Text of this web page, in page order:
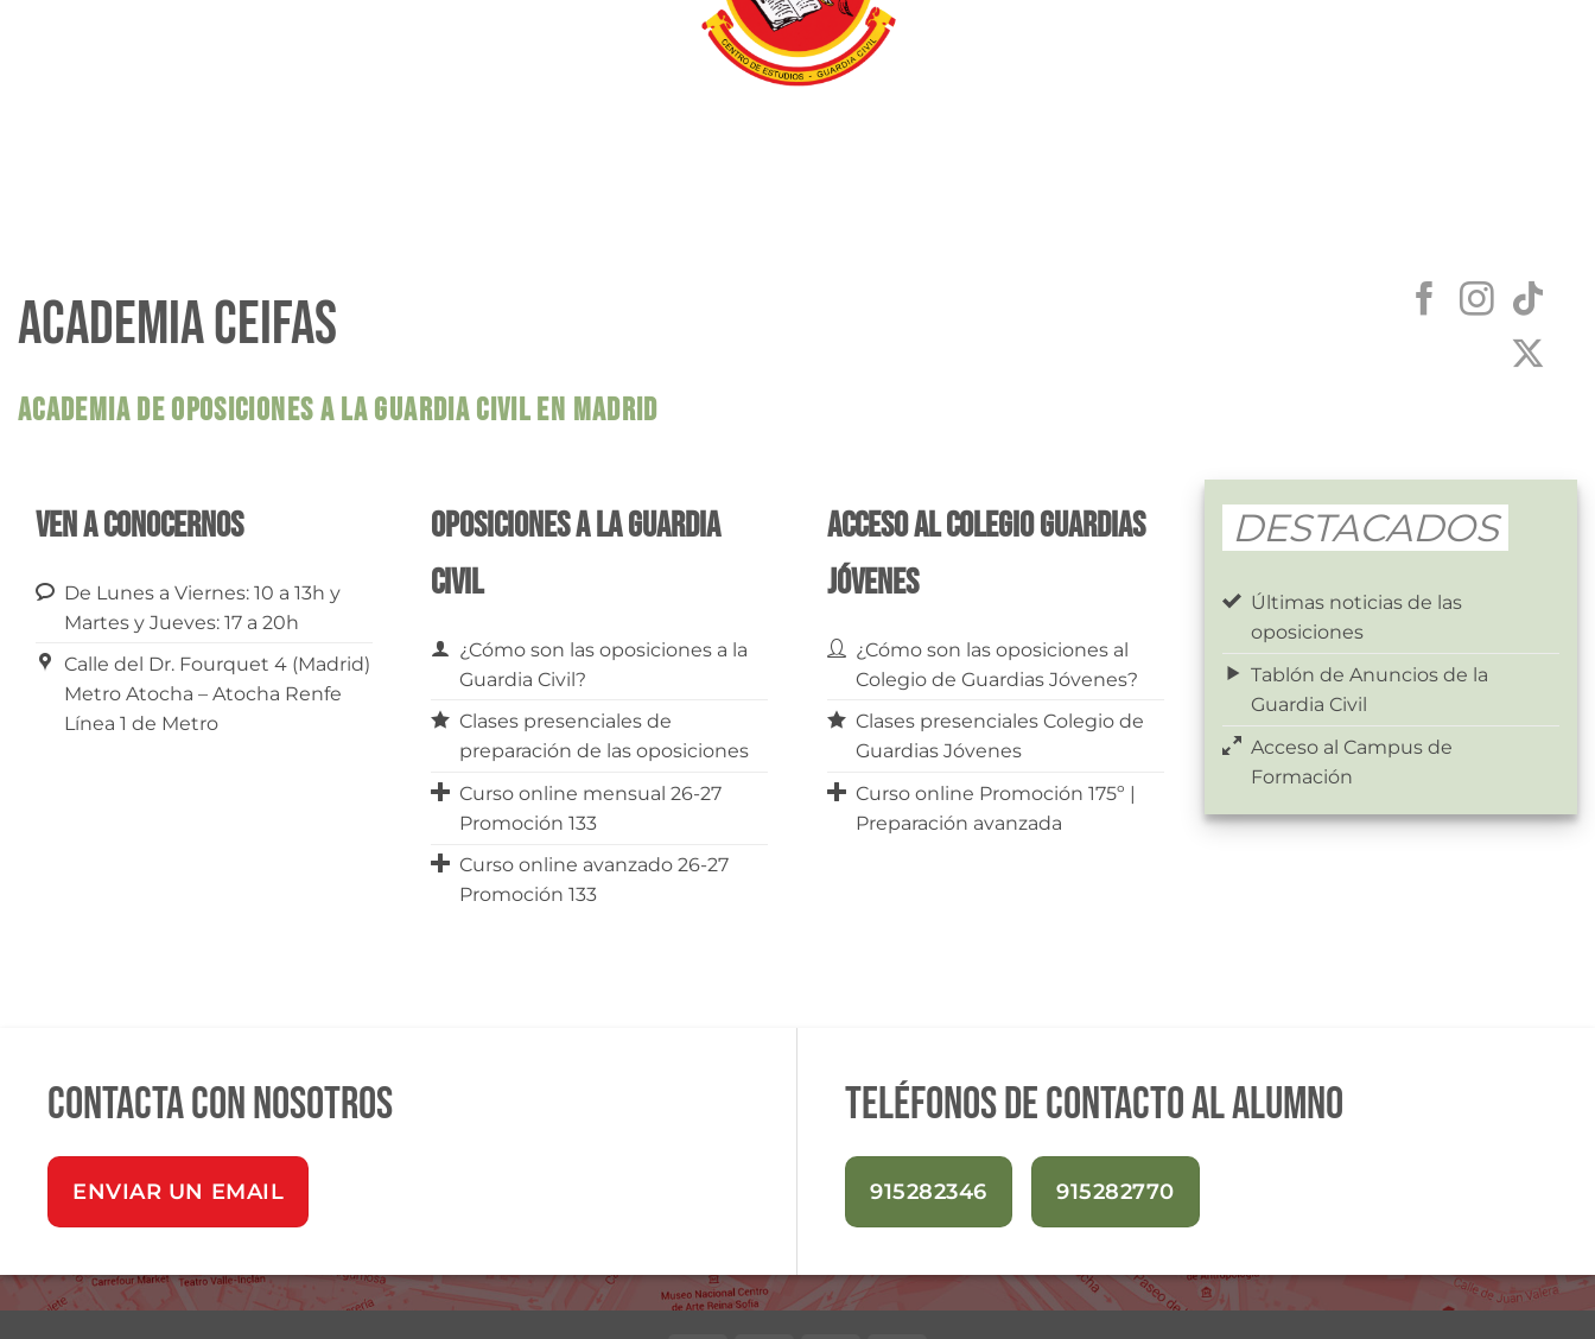
ACADEMIA CEIFAS
ACADEMIA DE OPOSICIONES A LA GUARDIA CIVIL EN MADRID
Ven a conocernos
De Lunes a Viernes: 10 a 13h y
Martes y Jueves: 17 a 20h
Calle del Dr. Fourquet 4 (Madrid)
Metro Atocha – Atocha Renfe
Línea 1 de Metro
Oposiciones a la Guardia
Civil
¿Cómo son las oposiciones a la
Guardia Civil?
Clases presenciales de
preparación de las oposiciones
Curso online mensual 26-27
Promoción 133
Curso online avanzado 26-27
Promoción 133
Acceso al Colegio Guardias
Jóvenes
¿Cómo son las oposiciones al
Colegio de Guardias Jóvenes?
Clases presenciales Colegio de
Guardias Jóvenes
Curso online Promoción 175º |
Preparación avanzada
DESTACADOS
Últimas noticias de las
oposiciones
Tablón de Anuncios de la
Guardia Civil
Acceso al Campus de
Formación
Contacta con nosotros
ENVIAR UN EMAIL
Teléfonos de contacto al alumno
915282346 915282770